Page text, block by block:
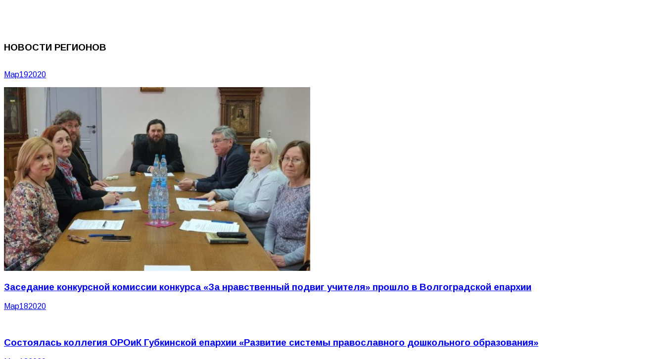
НОВОСТИ РЕГИОНОВ
Мар192020
Заседание конкурсной комиссии конкурса «За нравственный подвиг учителя» прошло в Волгоградской епархии
Мар182020
Состоялась коллегия ОРОиК Губкинской епархии «Развитие системы православного дошкольного образования»